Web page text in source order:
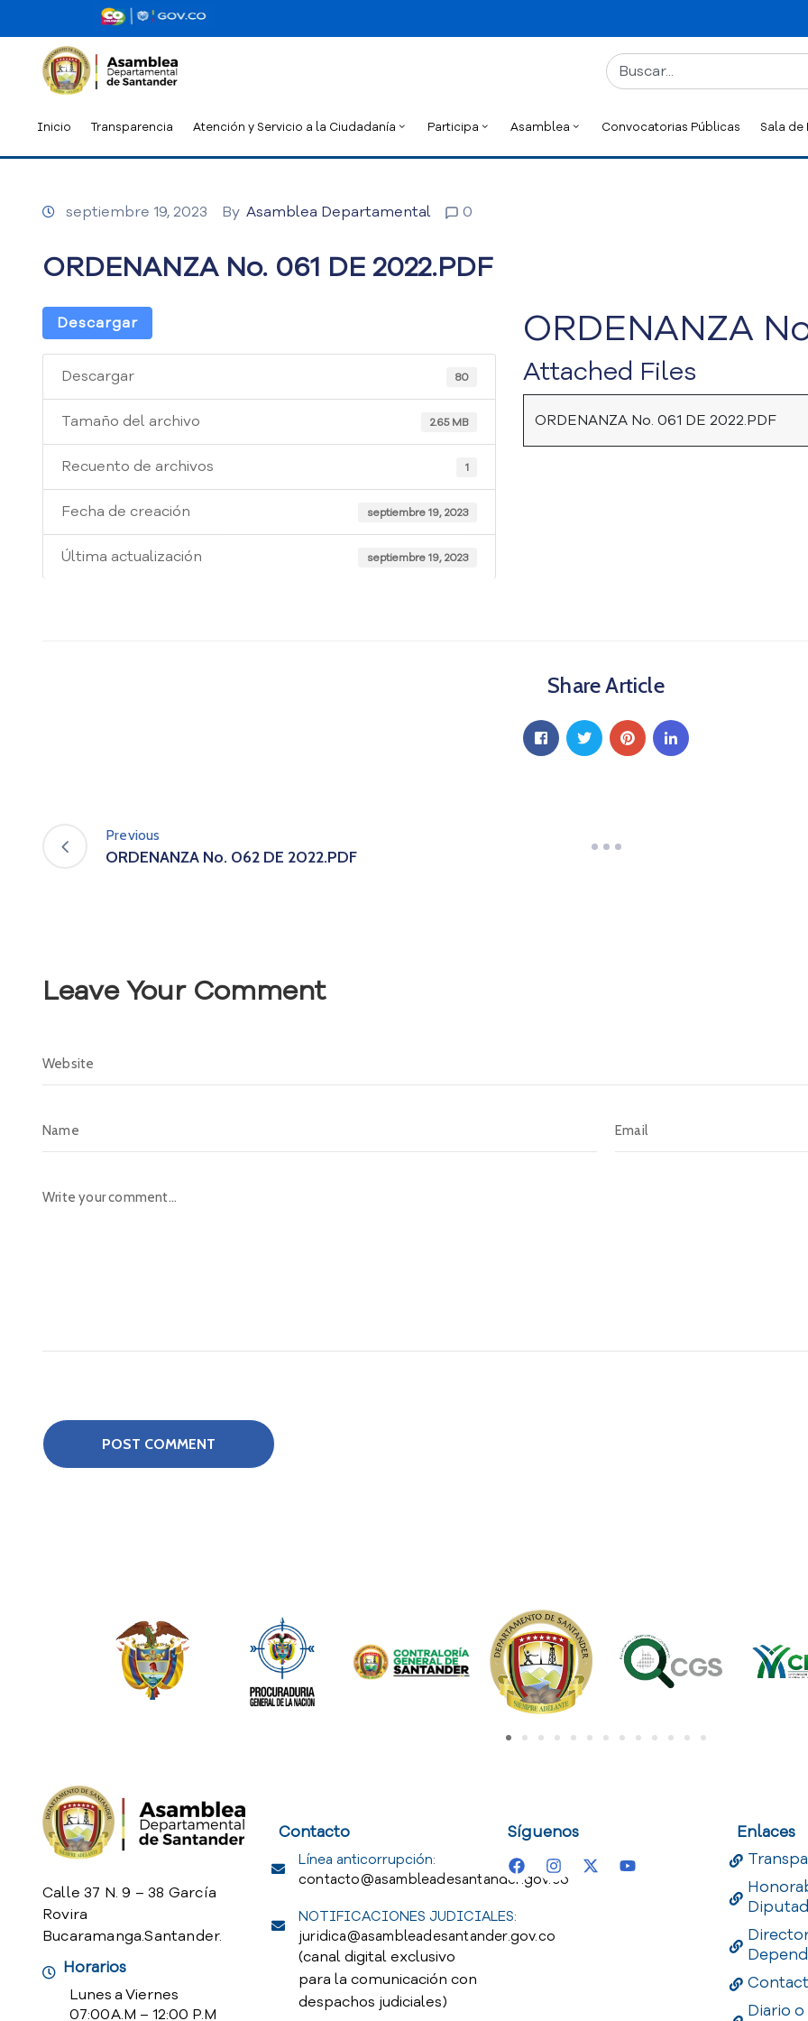
Inicio Transparencia Atención y Servicio a la Ciudadanía Participa Asamblea Convocatorias Públicas Sala de
septiembre 19, 2023 By Asamblea Departamental 0
ORDENANZA No. 061 DE 2022.PDF
Descargar
Descargar 80
Tamaño del archivo 2.65 MB
Recuento de archivos 1
Fecha de creación septiembre 19, 2023
Última actualización septiembre 19, 2023
ORDENANZA
Attached Files
ORDENANZA No. 061 DE 2022.PDF
Share Article
Previous
ORDENANZA No. 062 DE 2022.PDF
Leave Your Comment
Calle 37 N. 9 – 38 García
Rovira
Bucaramanga.Santander.
Horarios
Lunes a Viernes
07:00 A.M – 12:00 P.M
Contacto
Línea anticorrupción:
contacto@asambleadesantander.gov.co
NOTIFICACIONES JUDICIALES:
juridica@asambleadesantander.gov.co
(canal digital exclusivo
para la comunicación con
despachos judiciales)
Síguenos
Enlaces
Diario